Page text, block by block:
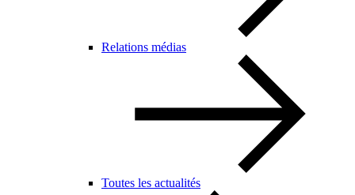
Relations médias
Toutes les actualités